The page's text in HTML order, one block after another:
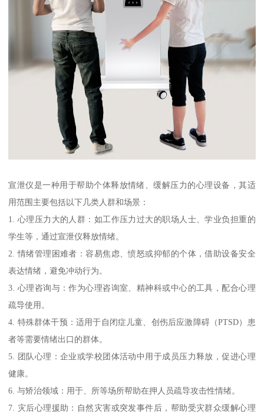
宣泄仪是一种用于帮助个体释放情绪、缓解压力的心理设备，其适
用范围主要包括以下几类人群和场景：
1. 心理压力大的人群：如工作压力过大的职场人士、学业负担重的
学生等，通过宣泄仪释放情绪。
2. 情绪管理困难者：容易焦虑、愤怒或抑郁的个体，借助设备安全
表达情绪，避免冲动行为。
3. 心理咨询与：作为心理咨询室、精神科或中心的工具，配合心理
疏导使用。
4. 特殊群体干预：适用于自闭症儿童、创伤后应激障碍（PTSD）患
者等需要情绪出口的群体。
5. 团队心理：企业或学校团体活动中用于成员压力释放，促进心理
健康。
6. 与矫治领域：用于、所等场所帮助在押人员疏导攻击性情绪。
7. 灾后心理援助：自然灾害或突发事件后，帮助受灾群众缓解心理